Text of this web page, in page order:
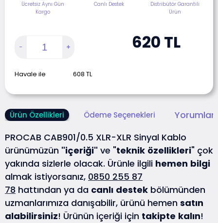
Ücretsiz Aynı Gün
Kargo
Canlı Destek
Distribütör Garantili
Ürün
620 TL
Havale ile 608 TL
Ürün Özellikleri Ödeme Seçenekleri
PROCAB CAB901/0.5 XLR-XLR Sinyal Kablo
ürünümüzün "içeriği" ve "teknik özellikleri" çok
yakında sizlerle olacak. Ürünle ilgili hemen bilgi
almak istiyorsanız, 0850 255 87
78 hattından ya da canlı destek bölümünden
uzmanlarımıza danışabilir, ürünü hemen satın
alabilirsiniz! Ürünün içeriği için takipte kalın!